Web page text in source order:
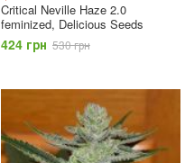
Critical Neville Haze 2.0
feminized, Delicious Seeds
424 грн 530 грн